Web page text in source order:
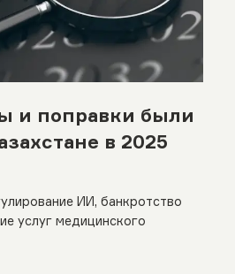
и поправки были
в 2025
ИИ, банкротство
услуг медицинского